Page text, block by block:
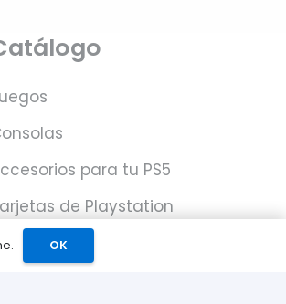
para tu PS5
de Playstation
Network
OK